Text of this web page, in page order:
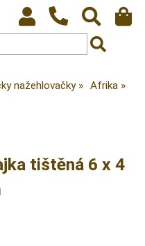
nažehlovačky
Afrika
tištěná 6 x 4